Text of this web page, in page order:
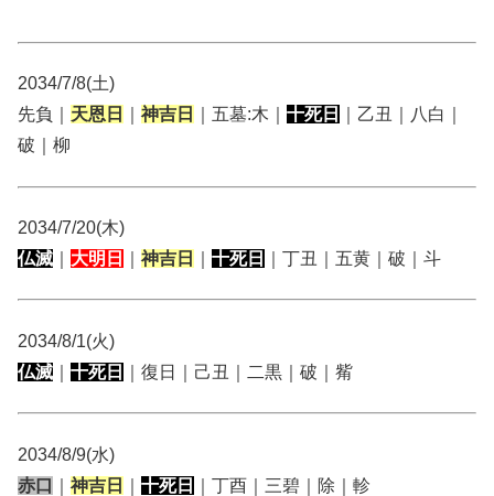
2034/7/8(土)
先負｜ 天恩日 神吉日 ｜五墓:木｜ 十死日
｜乙丑｜八白｜
破｜柳
2034/7/20(木)
仏滅
大明日 神吉日 十死日 ｜丁丑｜五黄｜破｜斗
2034/8/1(火)
仏滅
十死日 ｜復日｜己丑｜二黒｜破｜觜
2034/8/9(水)
赤口
神吉日 十死日 ｜丁酉｜三碧｜除｜軫